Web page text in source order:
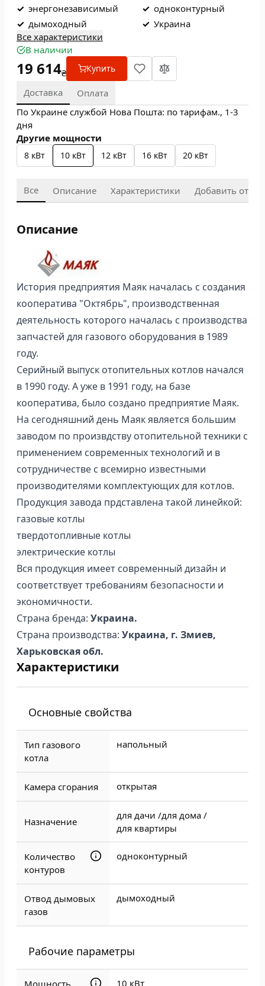
✓ энергонезависимый ✓ одноконтурный
✓ дымоходный ✓ Украина
Все характеристики
В наличии
19 614₴ Купить
Доставка
Оплата
По Украине службой Нова Пошта: по тарифам., 1-3
дня
Другие мощности
8 кВт 10 кВт 12 кВт 16 кВт 20 кВт
Все Описание Характеристики Добавить отзыв
Описание
История предприятия Маяк началась с создания
кооператива "Октябрь", производственная
деятельность которого началась с производства
запчастей для газового оборудования в 1989
году.
Серийный выпуск отопительных котлов начался
в 1990 году. А уже в 1991 году, на базе
кооператива, было создано предприятие Маяк.
На сегодняшний день Маяк является большим
заводом по произвдству отопительной техники с
применением современных технологий и в
сотрудничестве с всемирно известными
производителями комплектующих для котлов.
Продукция завода прдставлена такой линейкой:
газовые котлы
твердотопливные котлы
электрические котлы
Вся продукция имеет современный дизайн и
соответствует требованиям безопасности и
экономичности.
Страна бренда: Украина.
Страна производства: Украина, г. Змиев,
Харьковская обл.
Характеристики
Основные свойства
Тип газового
котла
напольный
Камера сгорания открытая
Назначение
для дачи /для дома /
для квартиры
Количество
контуров
одноконтурный
Отвод дымовых
газов
дымоходный
Рабочие параметры
Мощность 10 кВт